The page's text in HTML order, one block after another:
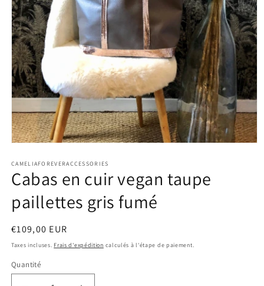
média
1
dans
fenêtre
modale
CAMELIAFOREVERACCESSORIES
Cabas en cuir vegan taupe
paillettes gris fumé
Prix
habituel
€109,00 EUR
Taxes incluses. Frais d'expédition calculés à l'étape de paiement.
Quantité